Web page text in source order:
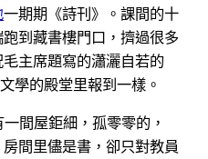
一期期《詩刊》。課間的十
到藏書樓門口，擠過很多
主席題寫的瀟灑自若的
學的殿堂里報到一樣。
間屋鉅細，孤零零的，
間里儘是書，卻只對教員